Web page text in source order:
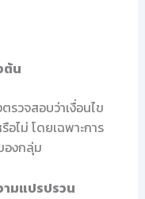
ต้น
ตรวจสอบว่าเงื่อนไข
อไม่ โดยเฉพาะการ
องกลุ่ม
มแปรปรวน